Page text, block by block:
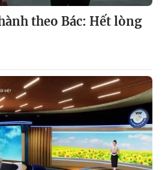
theo Bác: Hết lòng